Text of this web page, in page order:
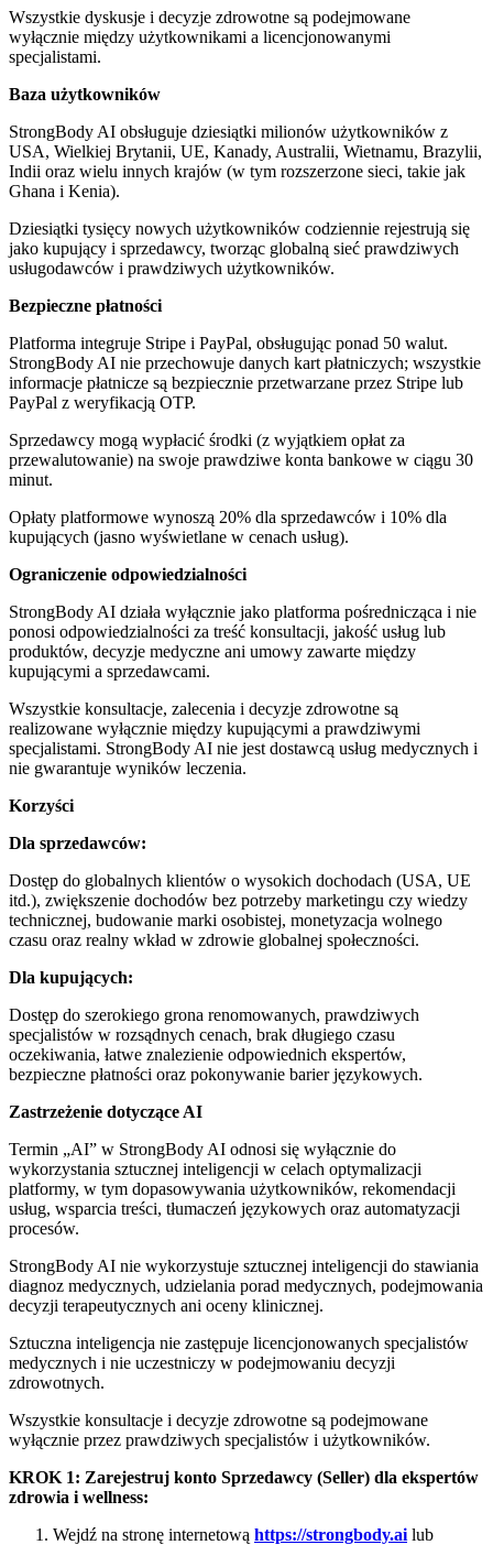
Wszystkie dyskusje i decyzje zdrowotne są podejmowane
wyłącznie między użytkownikami a licencjonowanymi
specjalistami.
Baza użytkowników
StrongBody AI obsługuje dziesiątki milionów użytkowników z
USA, Wielkiej Brytanii, UE, Kanady, Australii, Wietnamu, Brazylii,
Indii oraz wielu innych krajów (w tym rozszerzone sieci, takie jak
Ghana i Kenia).
Dziesiątki tysięcy nowych użytkowników codziennie rejestrują się
jako kupujący i sprzedawcy, tworząc globalną sieć prawdziwych
usługodawców i prawdziwych użytkowników.
Bezpieczne płatności
Platforma integruje Stripe i PayPal, obsługując ponad 50 walut.
StrongBody AI nie przechowuje danych kart płatniczych; wszystkie
informacje płatnicze są bezpiecznie przetwarzane przez Stripe lub
PayPal z weryfikacją OTP.
Sprzedawcy mogą wypłacić środki (z wyjątkiem opłat za
przewalutowanie) na swoje prawdziwe konta bankowe w ciągu 30
minut.
Opłaty platformowe wynoszą 20% dla sprzedawców i 10% dla
kupujących (jasno wyświetlane w cenach usług).
Ograniczenie odpowiedzialności
StrongBody AI działa wyłącznie jako platforma pośrednicząca i nie
ponosi odpowiedzialności za treść konsultacji, jakość usług lub
produktów, decyzje medyczne ani umowy zawarte między
kupującymi a sprzedawcami.
Wszystkie konsultacje, zalecenia i decyzje zdrowotne są
realizowane wyłącznie między kupującymi a prawdziwymi
specjalistami. StrongBody AI nie jest dostawcą usług medycznych i
nie gwarantuje wyników leczenia.
Korzyści
Dla sprzedawców:
Dostęp do globalnych klientów o wysokich dochodach (USA, UE
itd.), zwiększenie dochodów bez potrzeby marketingu czy wiedzy
technicznej, budowanie marki osobistej, monetyzacja wolnego
czasu oraz realny wkład w zdrowie globalnej społeczności.
Dla kupujących:
Dostęp do szerokiego grona renomowanych, prawdziwych
specjalistów w rozsądnych cenach, brak długiego czasu
oczekiwania, łatwe znalezienie odpowiednich ekspertów,
bezpieczne płatności oraz pokonywanie barier językowych.
Zastrzeżenie dotyczące AI
Termin „AI” w StrongBody AI odnosi się wyłącznie do
wykorzystania sztucznej inteligencji w celach optymalizacji
platformy, w tym dopasowywania użytkowników, rekomendacji
usług, wsparcia treści, tłumaczeń językowych oraz automatyzacji
procesów.
StrongBody AI nie wykorzystuje sztucznej inteligencji do stawiania
diagnoz medycznych, udzielania porad medycznych, podejmowania
decyzji terapeutycznych ani oceny klinicznej.
Sztuczna inteligencja nie zastępuje licencjonowanych specjalistów
medycznych i nie uczestniczy w podejmowaniu decyzji
zdrowotnych.
Wszystkie konsultacje i decyzje zdrowotne są podejmowane
wyłącznie przez prawdziwych specjalistów i użytkowników.
KROK 1: Zarejestruj konto Sprzedawcy (Seller) dla ekspertów
zdrowia i wellness:
Wejdź na stronę internetową https://strongbody.ai lub